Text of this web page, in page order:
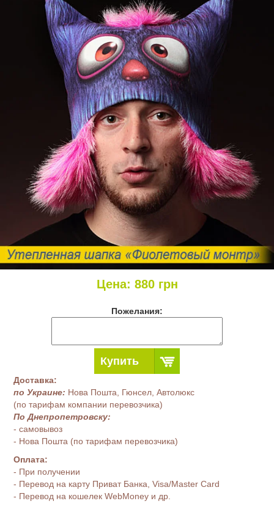
Цена: 880грн
Пожелания:
Купить
Доставка:
по Украине: Нова Пошта, Гюнсел, Автолюкс
(по тарифам компании перевозчика)
По Днепропетровску:
- самовывоз
- Нова Пошта (по тарифам перевозчика)
Оплата:
- При получении
- Перевод на карту Приват Банка, Visa/Master Card
- Перевод на кошелек WebMoney и др.